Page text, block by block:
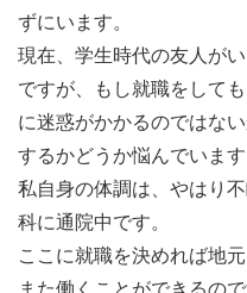
ずにいます。
現在、学生時代の友人が
ですが、もし就職をして
に迷惑がかかるのではな
するかどうか悩んでいます
私自身の体調は、やはり
科に通院中です。
ここに就職を決めれば地
また働くことができるの